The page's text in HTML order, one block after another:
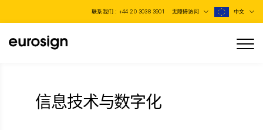
联系我们 : +44 20 3038 3901 无障碍访问 中文
信息技术与数字化